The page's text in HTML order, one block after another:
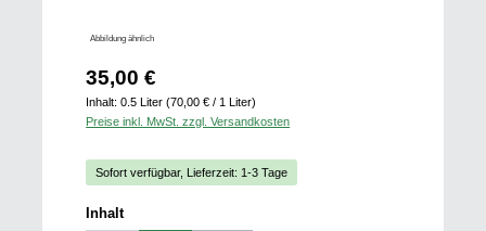
Abbildung ähnlich
Regulärer Preis:
35,00 €
Inhalt:0.5 Liter(70,00 € / 1 Liter)
Preise inkl. MwSt. zzgl. Versandkosten
Sofort verfügbar, Lieferzeit: 1-3 Tage
Inhaltauswählen